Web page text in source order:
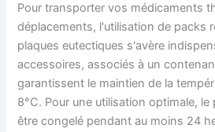
Pour transporter vos médicaments
déplacements, l'utilisation de packs
plaques eutectiques s'avère
accessoires, associés à un
garantissent le maintien de la
8°C. Pour une utilisation optimale,
être congelé pendant au moins 24